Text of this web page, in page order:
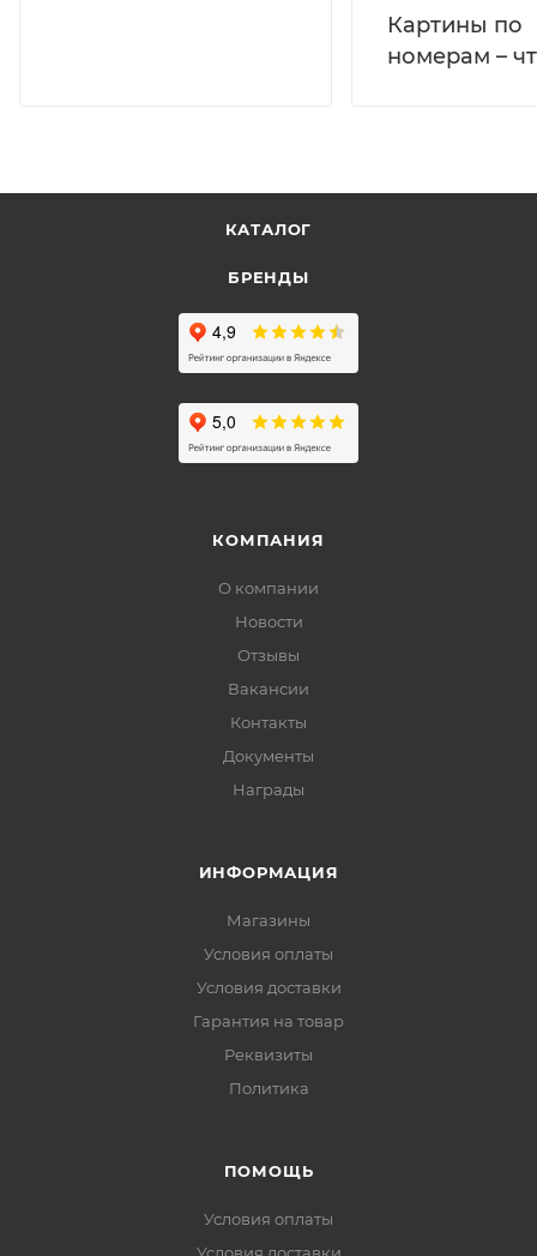
Картины по
номерам –
КАТАЛОГ
БРЕНДЫ
КОМПАНИЯ
О компании
Новости
Отзывы
Вакансии
Контакты
Документы
Награды
ИНФОРМАЦИЯ
Магазины
Условия оплаты
Условия доставки
Гарантия на товар
Реквизиты
Политика
ПОМОЩЬ
Условия оплаты